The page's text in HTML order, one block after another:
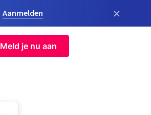
Aanmelden ×
Meld je nu aan